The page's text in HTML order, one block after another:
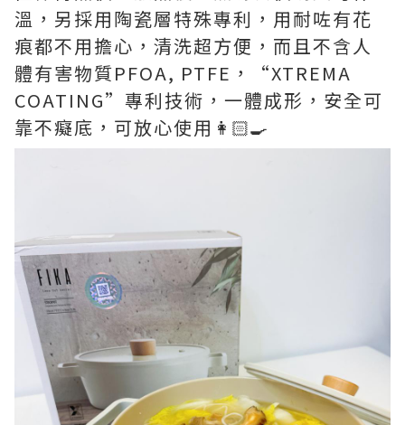
溫，另採用陶瓷層特殊專利，用耐咗有花
痕都不用擔心，清洗超方便，而且不含人
體有害物質PFOA, PTFE，“XTREMA
COATING”專利技術，一體成形，安全可
靠不癡底，可放心使用👩🏻‍🍳